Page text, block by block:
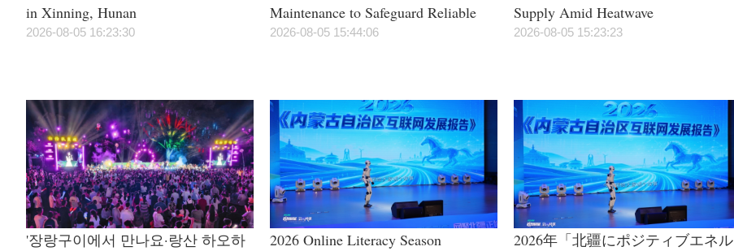
in Xinning, Hunan
2026-08-05 16:23:30
Maintenance to Safeguard Reliable
Power Supply During Summer Peak
2026-08-05 15:44:06
Supply Amid Heatwave
2026-08-05 15:23:23
'장랑구이에서 만나요·랑산 하오하
2026 Online Literacy Season
2026年「北疆にポジティブエネル